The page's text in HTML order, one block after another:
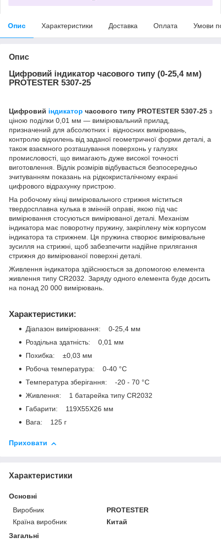
Опис Характеристики Доставка Оплата Умови
Опис
Цифровий індикатор часового типу (0-25,4 мм)
PROTESTER 5307-25
Цифровий індикатор часового типу PROTESTER 5307-25 з
ціною поділки 0,01 мм — вимірювальний прилад,
призначений для абсолютних і відносних вимірювань,
контролю відхилень від заданої геометричної форми деталі, а
також взаємного розташування поверхонь у галузях
промисловості, що вимагають дуже високої точності
виготовлення. Відлік розмірів відбувається безпосередньо
зчитуванням показань на рідкокристалічному екрані
цифрового відрахунку пристрою.
На робочому кінці вимірювального стрижня міститься
твердосплавна кулька в змінній оправі, якою під час
вимірювання стосуються вимірюваної деталі. Механізм
індикатора має поворотну пружину, закріплену між корпусом
індикатора та стрижнем. Ця пружина створює вимірювальне
зусилля на стрижні, щоб забезпечити надійне прилягання
стрижня до вимірюваної поверхні деталі.
Живлення індикатора здійснюється за допомогою елемента
живлення типу CR2032. Заряду одного елемента буде досить
на понад 20 000 вимірювань.
Характеристики:
Діапазон вимірювання: 0-25,4 мм
Роздільна здатність: 0,01 мм
Похибка: ±0,03 мм
Робоча температура: 0-40 °C
Температура зберігання: -20 - 70 °C
Живлення: 1 батарейка типу CR2032
Габарити: 119Х55Х26 мм
Вага: 125 г
Приховати
Характеристики
Основні
Виробник
PROTESTER
Країна виробник
Китай
Загальні